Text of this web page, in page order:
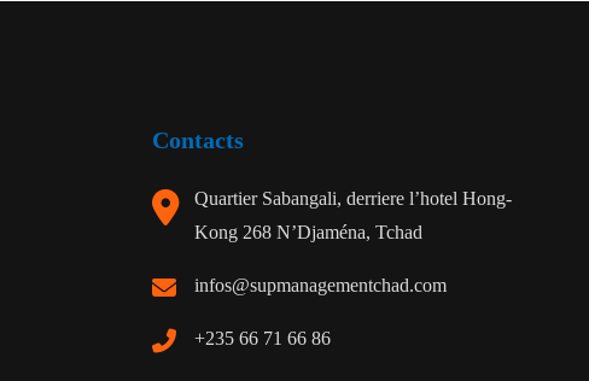
Contacts
Quartier Sabangali, derriere l’hotel Hong-
Kong 268 N’Djaména, Tchad
infos@supmanagementchad.com
+235 66 71 66 86